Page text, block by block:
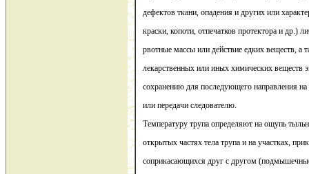
дефектов ткани, опадения и других или
краски, копоти, отпечатков протектора и др.)
рвотные массы или действие едких веществ, а
лекарственных или иных химических веществ
сохранению для последующего направления на
или передачи следователю.
Температуру трупа определяют на ощупь
открытых частях тела трупа и на участках,
соприкасающихся друг с другом